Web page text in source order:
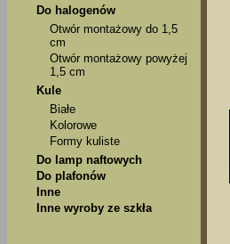
Do halogenów
Otwór montażowy do 1,5
cm
Otwór montażowy powyżej
1,5 cm
Kule
Białe
Kolorowe
Formy kuliste
Do lamp naftowych
Do plafonów
Inne
Inne wyroby ze szkła